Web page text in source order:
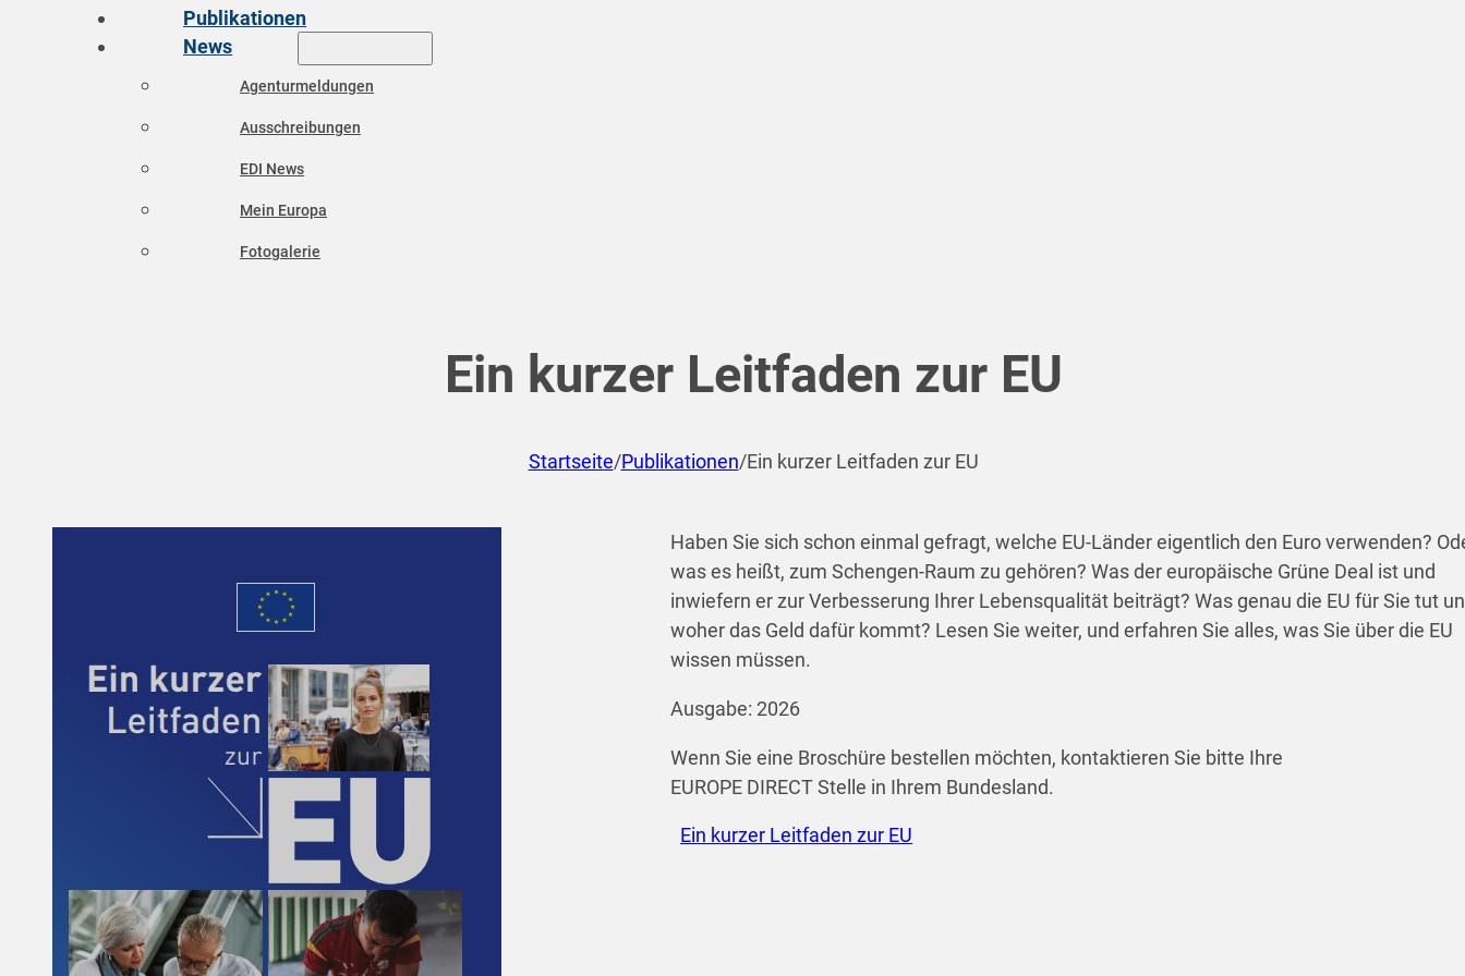
Publikationen
News
Agenturmeldungen
Ausschreibungen
EDI News
Mein Europa
Fotogalerie
Ein kurzer Leitfaden zur EU
Startseite/Publikationen/Ein kurzer Leitfaden zur EU
Haben Sie sich schon einmal gefragt, welche EU-Länder eigentlich den Euro verwenden?
was es heißt, zum Schengen-Raum zu gehören? Was der europäische Grüne Deal ist und
inwiefern er zur Verbesserung Ihrer Lebensqualität beiträgt? Was genau die EU für Sie tut
woher das Geld dafür kommt? Lesen Sie weiter, und erfahren Sie alles, was Sie über die EU
wissen müssen.
Ausgabe: 2026
Wenn Sie eine Broschüre bestellen möchten, kontaktieren Sie bitte Ihre
EUROPE DIRECT Stelle in Ihrem Bundesland.
Ein kurzer Leitfaden zur EU